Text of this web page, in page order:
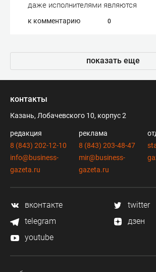
даже исполнителями являются
к комментарию 0
показать еще
контакты
Казань, Лобачевского 10, корпус 2
редакция
8 (843) 202-12-10
info@business-
gazeta.ru
реклама
8 (843) 203-48-47
mir@business-
gazeta.ru
вконтакте
twitter
telegram
дзен
youtube